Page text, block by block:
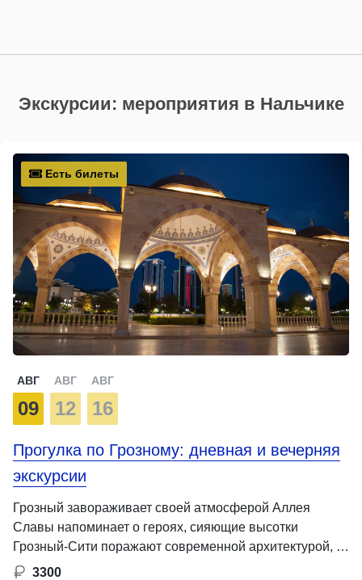
Экскурсии: мероприятия в Нальчике
Есть билеты
АВГ
09
АВГ
12
АВГ
16
Прогулка по Грозному: дневная и вечерняя
экскурсии
Грозный завораживает своей атмосферой Аллея
Славы напоминает о героях, сияющие высотки
Грозный-Сити поражают современной архитектурой, …
3300